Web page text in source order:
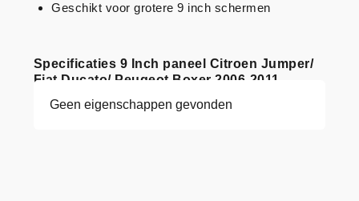
Specificaties 9 Inch paneel Citroen Jumper/
Fiat Ducato/ Peugeot Boxer 2006-2011
Geen eigenschappen gevonden
Geschikt voor grotere 9 inch schermen